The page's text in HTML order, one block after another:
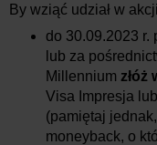
By wziąć udział w
do 30.09.2023 r.
lub za
Millennium złóż
Visa Impresja
(pamiętaj
moneyback, o